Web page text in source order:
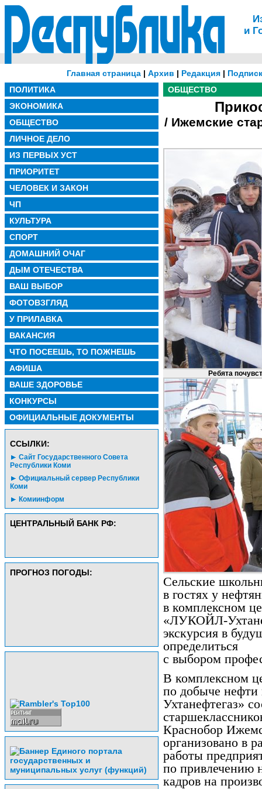
и
Главная страница| Архив | Редакция|
ПОЛИТИКА
ЭКОНОМИКА
ОБЩЕСТВО
ЛИЧНОЕ ДЕЛО
ИЗ ПЕРВЫХ УСТ
ПРИОРИТЕТ
ЧЕЛОВЕК И ЗАКОН
ЧП
КУЛЬТУРА
СПОРТ
ДОМАШНИЙ ОЧАГ
ДЫМ ОТЕЧЕСТВА
ВАШ ВЫБОР
ФОТОВЗГЛЯД
У ПРИЛАВКА
ВАКАНСИЯ
ЧТО ПОСЕЕШЬ, ТО ПОЖНЕШЬ
АФИША
ВАШЕ ЗДОРОВЬЕ
КОНКУРСЫ
ОФИЦИАЛЬНЫЕ ДОКУМЕНТЫ
CСЫЛКИ:
Сайт Государственного Совета
Республики Коми
Официальный сервер Республики
Коми
Комиинформ
ЦЕНТРАЛЬНЫЙ БАНК РФ:
ПРОГНОЗ ПОГОДЫ:
ОБЩЕСТВО
/ Ижемские
Ребята
Сельские
в гостях у
в комплексном
«ЛУКОЙЛ-
экскурсия в
определиться
с выбором
В комплексном
по добыче
Ухтанефтегаз»
Краснобор
организовано в
работы
по привлечению
кадров на